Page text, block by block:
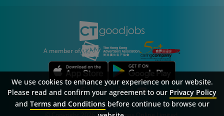
A member of
SitemapFAQPrivacy PolicyTerms & Conditions
We use cookies to enhance your experience on our website.
Please read and confirm your agreement to our Privacy Policy
and Terms and Conditionsbefore continue to browse our